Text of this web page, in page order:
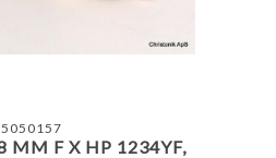
5050157
MM F X HP 1234YF,